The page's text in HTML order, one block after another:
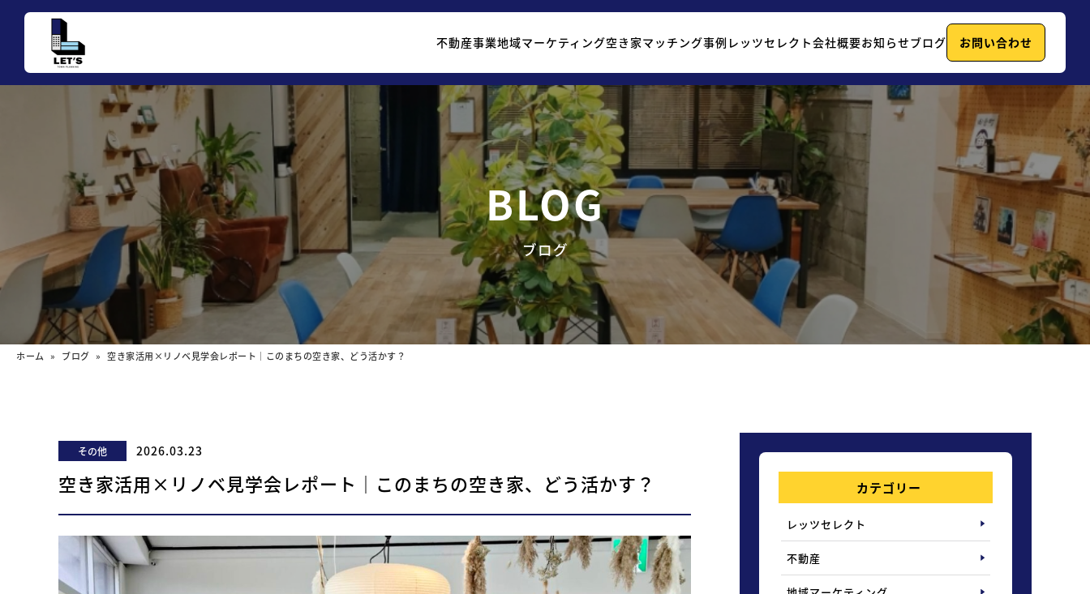
不動産事業地域マーケティング空き家マッチング事例 レッツセレクト会社概要お知らせブログ お問い合わせ
BLOG
ブログ
ホーム » ブログ » 空き家活用×リノベ見学会レポート｜このまちの空き家、どう活かす？
その他 2026.03.23
空き家活用×リノベ見学会レポート｜このまちの空き家、どう活かす？ カテゴリー
レッツセレクト
不動産